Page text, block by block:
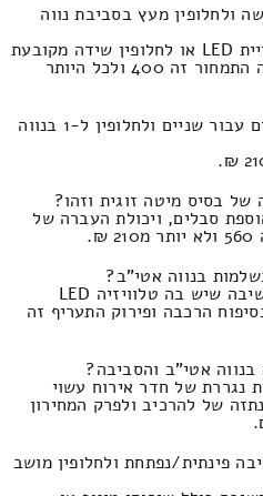
ולחלופין מעץ בסביבת נווה
מחירים של הובלת מזנון טלוויזיית LED או לחלופין שידה מקובעת
גבס בסינתזה של פירוק והרכבה התמחור זה 400 ולכל היותר
מה מחיר העברה של מיטת ילדים עבור שניים ולחלופין ל-1 בנווה
בסיס מיטה זוגית וזהו?
סבלים, ויכולת העברה של
בנווה אטי"ב?
המחירון בתמזוגת של מערכת ישיבה שיש בה טלוויזיה LED
הרכבה ופירוק התעריף זה
אטי"ב והסביבה?
נגררת של חדר אירוח עשוי
של להרכיב ולפרק המחירון
פינתית/נפתחת ולחלופין מושב